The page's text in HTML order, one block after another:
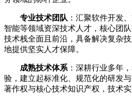
专业技术团队 ：汇聚软件开发
智能等领域资深技术人才，核心团
技术栈全面且前沿，具备解决复杂
地提供坚实人才保障。
成熟技术体系 ：深耕行业多年
验，建立起标准化、规范化的研发
著作权与核心技术知识产权，技术实